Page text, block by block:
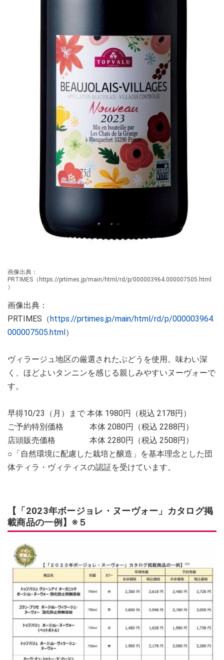
画像出典：
PRTIMES（https://prtimes.jp/main/html/rd/p/000003964.000007505.html
）
画像出典：
PRTIMES（ https://prtimes.jp/main/html/rd/p/000003964.
000007505.html ）
ヴィラージュ地区の厳選されたぶどうを使用。味わい深
く、ほどよいタンニンを感じる親しみやすいヌーヴォーで
す。
早得10/23（月）まで 本体 1980円（税込 2178円）
ご予約特別価格 本体 2080円（税込 2288円）
店頭販売価格 本体 2280円（税込 2508円）
○「自然環境に配慮した栽培と醸造」を基本理念とした団
体ティラ・ヴィティスの認証を受けています。
【「2023年ボージョレ・ヌーヴォー」カタログ掲
載商品の一例】※５